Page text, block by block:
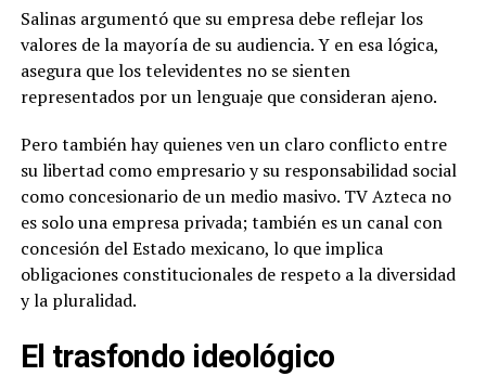
Salinas argumentó que su empresa debe reflejar los
valores de la mayoría de su audiencia. Y en esa lógica,
asegura que los televidentes no se sienten
representados por un lenguaje que consideran ajeno.
Pero también hay quienes ven un claro conflicto entre
su libertad como empresario y su responsabilidad social
como concesionario de un medio masivo. TV Azteca no
es solo una empresa privada; también es un canal con
concesión del Estado mexicano, lo que implica
obligaciones constitucionales de respeto a la diversidad
y la pluralidad.
El trasfondo ideológico